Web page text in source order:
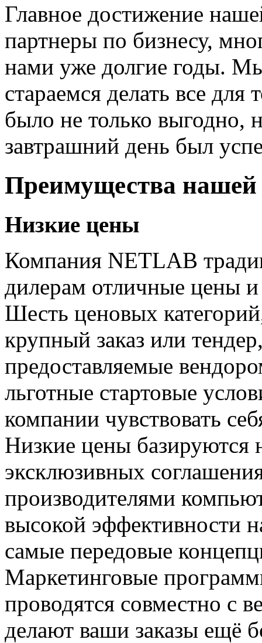
Главное достижение
партнеры по бизнесу,
нами уже долгие годы.
стараемся делать все для
было не только выгодно,
завтрашний день был
Преимущества
Низкие цены
Компания NETLAB
дилерам отличные цены
Шесть ценовых
крупный заказ или
предоставляемые
льготные стартовые
компании чувствовать
Низкие цены базируются
эксклюзивных
производителями
высокой эффективности
самые передовые
Маркетинговые
проводятся совместно с
делают ваши заказы ещё